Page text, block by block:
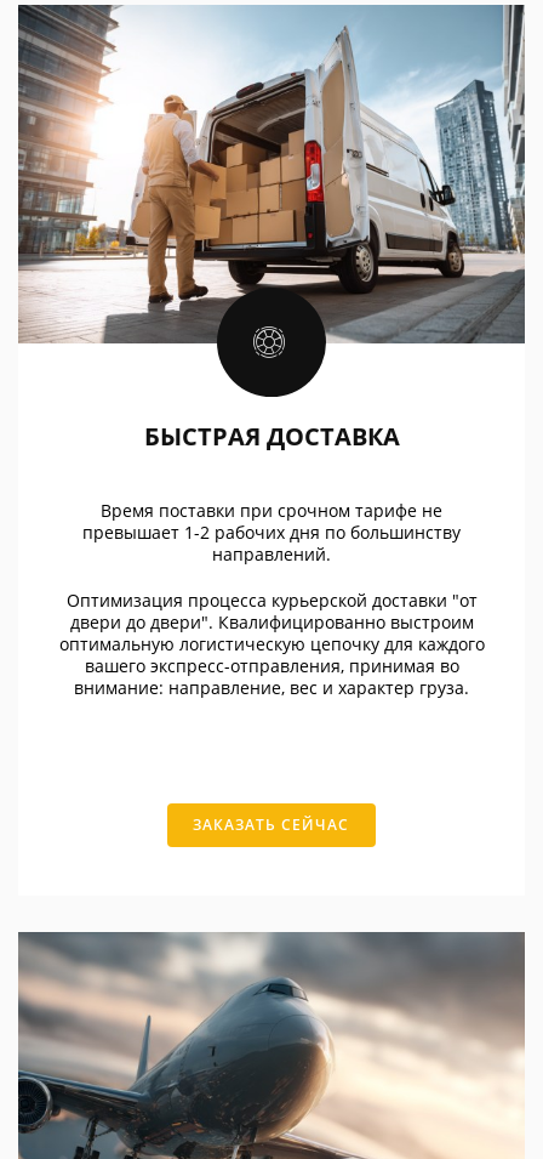
БЫСТРАЯ ДОСТАВКА
Время поставки при срочном тарифе не
превышает 1-2 рабочих дня по большинству
направлений.
Оптимизация процесса курьерской доставки "от
двери до двери". Квалифицированно выстроим
оптимальную логистическую цепочку для каждого
вашего экспресс-отправления, принимая во
внимание: направление, вес и характер груза.
ЗАКАЗАТЬ СЕЙЧАС